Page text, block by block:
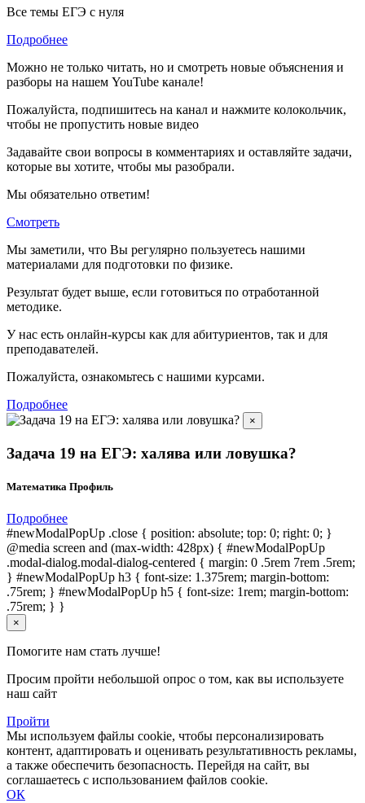
Все темы ЕГЭ с нуля
Подробнее
Можно не только читать, но и смотреть новые объяснения и
разборы на нашем YouTube канале!
Пожалуйста, подпишитесь на канал и нажмите колокольчик,
чтобы не пропустить новые видео
Задавайте свои вопросы в комментариях и оставляйте задачи,
которые вы хотите, чтобы мы разобрали.
Мы обязательно ответим!
Смотреть
Мы заметили, что Вы регулярно пользуетесь нашими
материалами для подготовки по физике.
Результат будет выше, если готовиться по отработанной
методике.
У нас есть онлайн-курсы как для абитуриентов, так и для
преподавателей.
Пожалуйста, ознакомьтесь с нашими курсами.
Подробнее
×
Задача 19 на ЕГЭ: халява или ловушка?
Математика Профиль
Подробнее
#newModalPopUp .close { position: absolute; top: 0; right: 0; }
@media screen and (max-width: 428px) { #newModalPopUp
.modal-dialog.modal-dialog-centered { margin: 0 .5rem 7rem .5rem;
} #newModalPopUp h3 { font-size: 1.375rem; margin-bottom:
.75rem; } #newModalPopUp h5 { font-size: 1rem; margin-bottom:
.75rem; } }
×
Помогите нам стать лучше!
Просим пройти небольшой опрос о том, как вы используете
наш сайт
Пройти
Мы используем файлы cookie, чтобы персонализировать
контент, адаптировать и оценивать результативность рекламы,
а также обеспечить безопасность. Перейдя на сайт, вы
соглашаетесь с использованием файлов cookie.
ОК